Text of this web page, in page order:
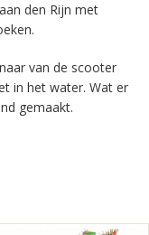
den Rijn met
van de scooter
in het water. Wat er
gemaakt.